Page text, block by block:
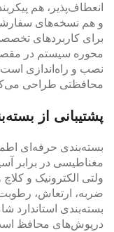
انعطاف‌پذیر، هم
و هم نسخه‌های
برای کاربردهای
محوره سیستم در
نصب و راه‌اندازی
محافظتی طراحی
پشتیبانی از
بسته‌بندی حرفه‌ای
مغناطیسی در برابر
ولتی الکترونیک و
ضربه، ارتعاش،
بسته‌بندی
درپوش‌های محافظ